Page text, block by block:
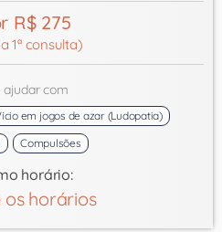
R$ 275
1ª consulta)
ajudar com
em jogos de azar (Ludopatia)
Compulsões
horário:
os horários